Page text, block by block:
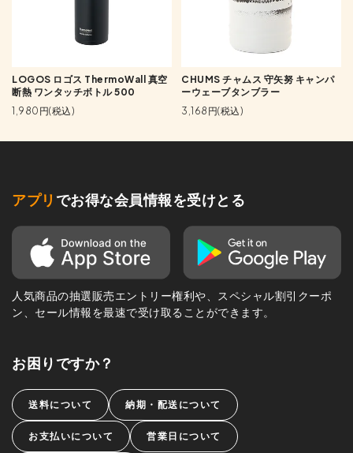
LOGOS ロゴス ThermoWall 真空
断熱 ワンタッチボトル 500
1,980円(税込)
CHUMS チャムス 守矢努 キャンパ
ーウェーブタンブラー
3,168円(税込)
アプリ でお得な会員情報を受けとる
人気商品の抽選販売エントリー権利や、スペシャル割引クーポ
ン、セール情報を最速で受け取ることができます。
お困りですか？
送料について 納期・配送について
お支払いについて 営業日について